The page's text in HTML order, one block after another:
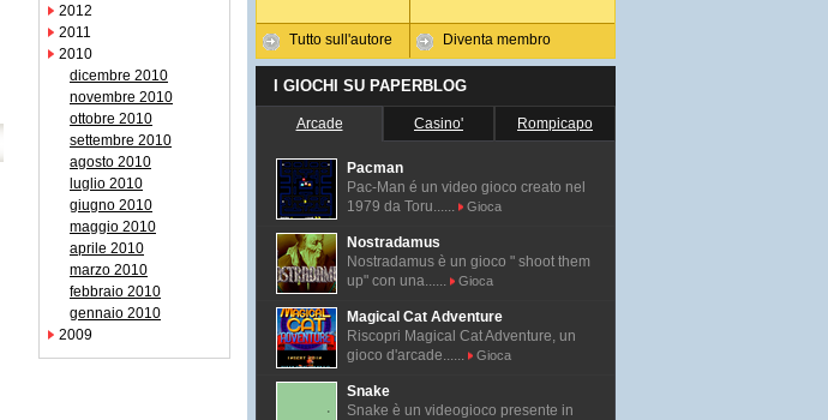
2012
2011
2010
dicembre 2010
novembre 2010
ottobre 2010
settembre 2010
agosto 2010
luglio 2010
giugno 2010
maggio 2010
aprile 2010
marzo 2010
febbraio 2010
gennaio 2010
2009
Tutto sull'autore Diventa membro
I GIOCHI SU PAPERBLOG
Arcade Casino' Rompicapo
Pacman
Pac-Man é un video gioco creato nel
1979 da Toru......
Gioca
Nostradamus
Nostradamus è un gioco " shoot them
up" con una......
Gioca
Magical Cat Adventure
Riscopri Magical Cat Adventure, un
gioco d'arcade......
Gioca
Snake
Snake è un videogioco presente in